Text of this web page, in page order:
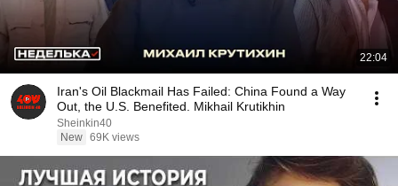
22:04
Iran's Oil Blackmail Has Failed: China Found a Way
Out, the U.S. Benefited. Mikhail Krutikhin
Sheinkin40
New 69K views